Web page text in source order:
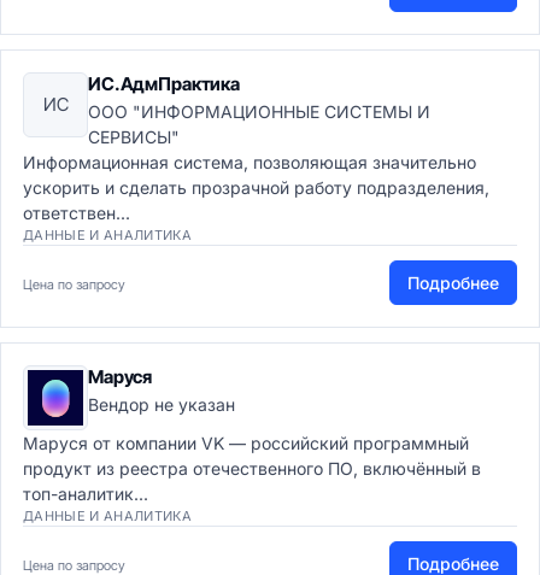
ИС
ИС.АдмПрактика
ООО "ИНФОРМАЦИОННЫЕ СИСТЕМЫ И
СЕРВИСЫ"
Информационная система, позволяющая значительно
ускорить и сделать прозрачной работу подразделения,
ответствен...
ДАННЫЕ И АНАЛИТИКА
Цена по запросу Подробнее
Маруся
Вендор не указан
Маруся от компании VK — российский программный
продукт из реестра отечественного ПО, включённый в
топ-аналитик...
ДАННЫЕ И АНАЛИТИКА
Цена по запросу Подробнее